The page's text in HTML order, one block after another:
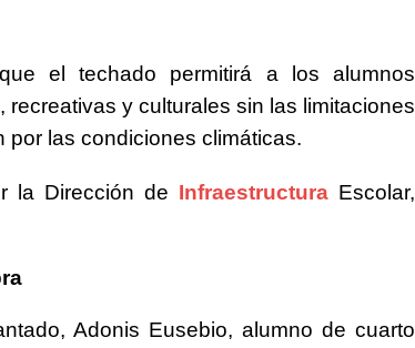
el techado permitirá a los alumnos
y culturales sin las limitaciones
por las condiciones climáticas.
la Dirección de Infraestructura Escolar,
Adonis Eusebio, alumno de cuarto